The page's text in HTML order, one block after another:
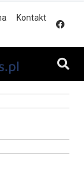
Kontakt